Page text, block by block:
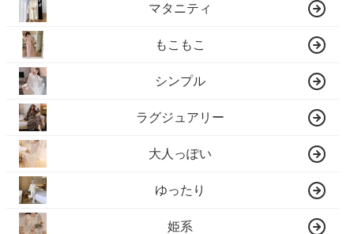
マタニティ
もこもこ
シンプル
ラグジュアリー
大人っぽい
ゆったり
姫系